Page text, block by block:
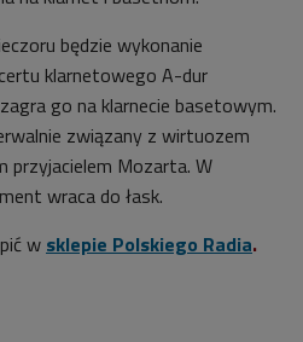
będzie wykonanie
klarnetowego A-dur
go na klarnecie basetowym.
związany z wirtuozem
przyjacielem Mozarta. W
wraca do łask.
w sklepie Polskiego Radia.